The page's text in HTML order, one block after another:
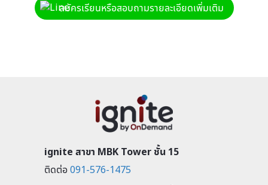
สมัครเรียนหรือสอบถามรายละเอียดเพิ่มเติม
ignite สาขา MBK Tower ชั้น 15
ติดต่อ091-576-1475